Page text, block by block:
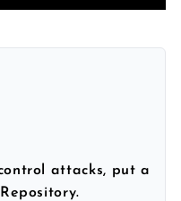
attacks, put a